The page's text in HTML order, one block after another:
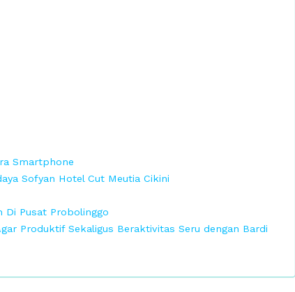
Smartphone
Sofyan Hotel Cut Meutia Cikini
Di Pusat Probolinggo
Produktif Sekaligus Beraktivitas Seru dengan Bardi